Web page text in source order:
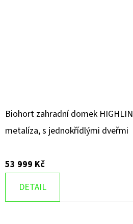
Biohort zahradní domek
metalíza, s jednokřídlými dveřmi
53 999 Kč
DETAIL